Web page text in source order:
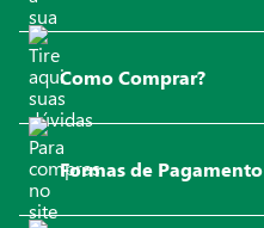
Como Comprar?
Formas de Pagamento